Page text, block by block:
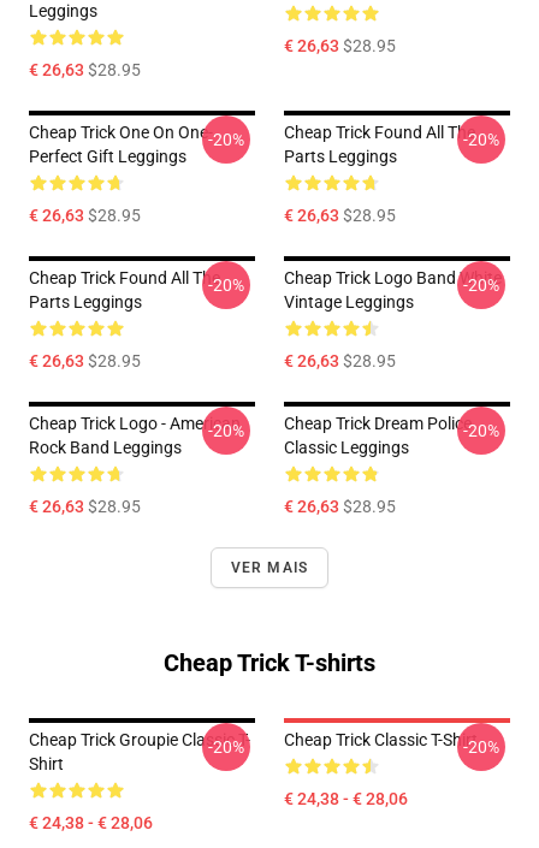
Leggings
€ 26,63 $28.95
€ 26,63 $28.95
Cheap Trick One On One-
Perfect Gift Leggings
€ 26,63 $28.95
-20%
Cheap Trick Found All The
Parts Leggings
€ 26,63 $28.95
-20%
Cheap Trick Found All The
Parts Leggings
€ 26,63 $28.95
-20%
Cheap Trick Logo Band White
Vintage Leggings
€ 26,63 $28.95
-20%
Cheap Trick Logo - American
Rock Band Leggings
€ 26,63 $28.95
-20%
Cheap Trick Dream Police
Classic Leggings
€ 26,63 $28.95
-20%
VER MAIS
Cheap Trick T-shirts
Cheap Trick Groupie Classic T-
Shirt
€ 24,38 - € 28,06
-20% Cheap Trick Classic T-Shirt
€ 24,38 - € 28,06
-20%